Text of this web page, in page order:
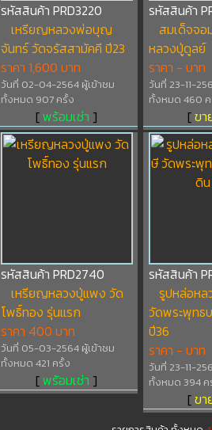
รหัสสินค้า PRD3220
เหรียญหลวงพ่อบุญ
จันทร์ วัดจรัสสามัคคี ปี23
ราคา 1,600 บาท
วันที่ 02-04-2564 ผู้เข้าชม
ทั้งหมด 907 ครั้ง
[พร้อมเช่า ]
รหัสสินค้า
สมเด็จจอ
หลวงปู่ดูลย์
ราคา - บาท
วันที่ 23-11-
ทั้งหมด 460
[ขา
รหัสสินค้า PRD2740
เหรียญหลวงปู่แพง วัด
โพธิ์ทอง รุ่นแรก
ราคา 400 บาท
วันที่ 05-03-2564 ผู้เข้าชม
ทั้งหมด 421 ครั้ง
[พร้อมเช่า ]
รหัสสินค้า
รูปหล่อหล
วัดพระพุทธ
ปี36
ราคา - บาท
วันที่ 23-11-
ทั้งหมด 394 ค
[ขา